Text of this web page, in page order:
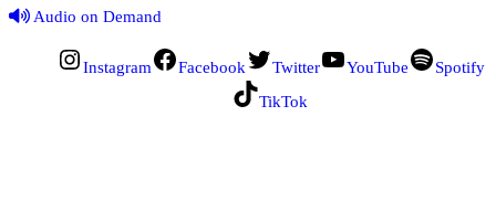
Audio on Demand
Instagram Facebook Twitter YouTube
Spotify
TikTok